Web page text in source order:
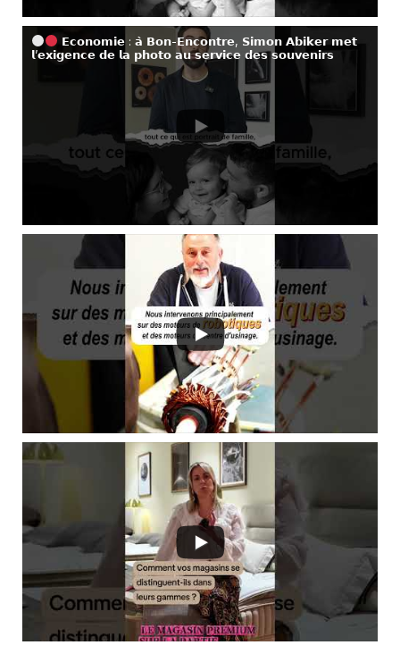
𝗘𝗰𝗼𝗻𝗼𝗺𝗶𝗲 : 𝗮̀ 𝗕𝗼𝗻-𝗘𝗻𝗰𝗼𝗻𝘁𝗿𝗲, 𝗦𝗶𝗺𝗼𝗻 𝗔𝗯𝗶𝗸𝗲𝗿 𝗺𝗲𝘁
𝗹’𝗲𝘅𝗶𝗴𝗲𝗻𝗰𝗲 𝗱𝗲 𝗹𝗮 𝗽𝗵𝗼𝘁𝗼 𝗮𝘂 𝘀𝗲𝗿𝘃𝗶𝗰𝗲 𝗱𝗲𝘀 𝘀𝗼𝘂𝘃𝗲𝗻𝗶𝗿𝘀